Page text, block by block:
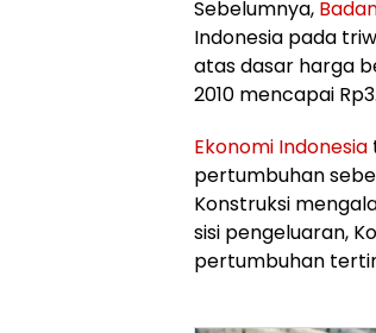
Sebelumnya,
Indonesia pada
atas dasar harga
2010 mencapai
Ekonomi Indonesia
pertumbuhan
Konstruksi
sisi pengeluaran,
pertumbuhan